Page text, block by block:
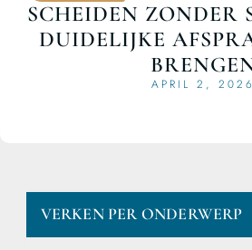
SCHEIDEN ZONDER
DUIDELIJKE
APRIL 2, 2026
VERKEN PER ONDERWERP